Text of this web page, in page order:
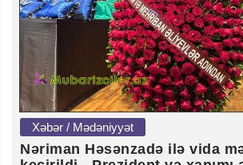
Xəbər / Mədəniyyət
Nəriman Həsənzadə ilə vida